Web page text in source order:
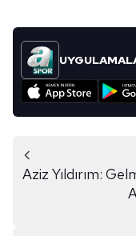
Aziz Yıldırım: